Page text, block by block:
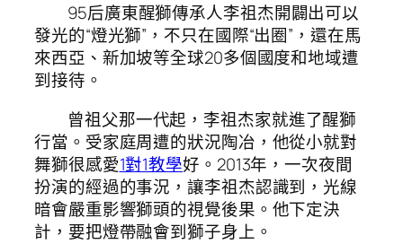
95后廣東醒獅傳承人李祖杰開闢出可以
發光的“燈光獅”，不只在國際“出圈”，還在馬
來西亞、新加坡等全球20多個國度和地域遭
到接待。
曾祖父那一代起，李祖杰家就進了醒獅
行當。受家庭周遭的狀況陶冶，他從小就對
舞獅很感愛1對1教學好。2013年，一次夜間
扮演的經過的事況，讓李祖杰認識到，光線
暗會嚴重影響獅頭的視覺後果。他下定決
計，要把燈帶融會到獅子身上。